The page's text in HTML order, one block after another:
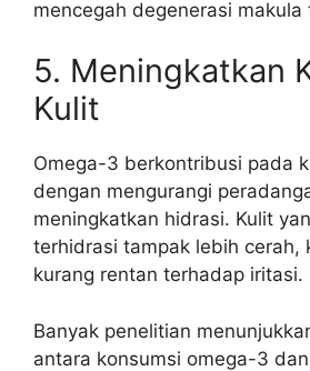
mencegah degenerasi makula
5. Meningkatkan
Kulit
Omega-3 berkontribusi pada
dengan mengurangi
meningkatkan hidrasi. Kulit
terhidrasi tampak lebih cerah,
kurang rentan terhadap iritasi.
Banyak penelitian
antara konsumsi omega-3